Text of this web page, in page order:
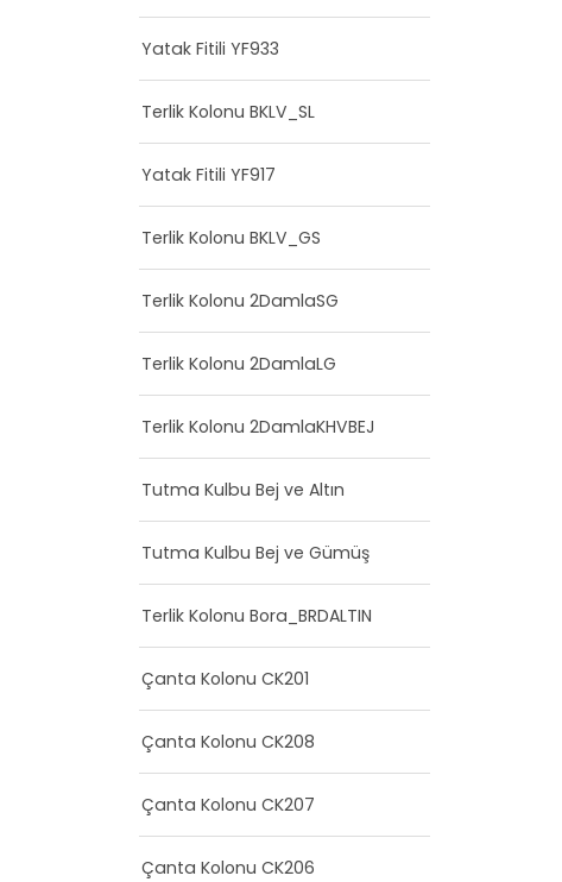
Yatak Fitili YF933
Terlik Kolonu BKLV_SL
Yatak Fitili YF917
Terlik Kolonu BKLV_GS
Terlik Kolonu 2DamlaSG
Terlik Kolonu 2DamlaLG
Terlik Kolonu 2DamlaKHVBEJ
Tutma Kulbu Bej ve Altın
Tutma Kulbu Bej ve Gümüş
Terlik Kolonu Bora_BRDALTIN
Çanta Kolonu CK201
Çanta Kolonu CK208
Çanta Kolonu CK207
Çanta Kolonu CK206